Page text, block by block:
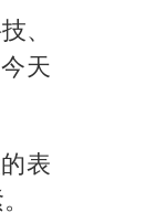
、
天
表